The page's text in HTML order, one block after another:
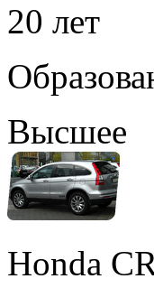
20 лет
Высшее
Honda